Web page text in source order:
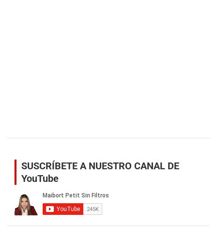
SUSCRÍBETE A NUESTRO CANAL DE
YouTube